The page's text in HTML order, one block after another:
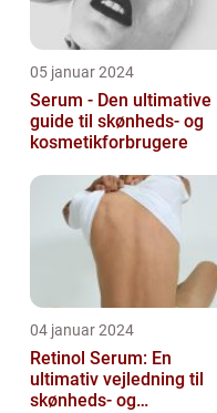
05 januar 2024
Serum - Den ultimative
guide til skønheds- og
kosmetikforbrugere
04 januar 2024
Retinol Serum: En
ultimativ vejledning til
skønheds- og